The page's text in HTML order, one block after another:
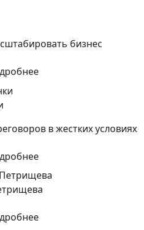
бизнес
в жестких условиях